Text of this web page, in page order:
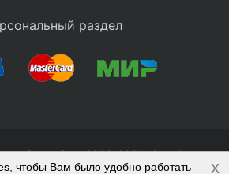
раздел
Smart Bau ’2003-2026. Стройте
с 1-го раза.
чтобы Вам было удобно работать x